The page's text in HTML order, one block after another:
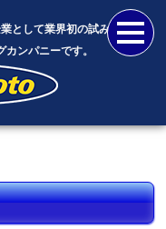
として業界初の試みに挑戦し
ンパニーです。